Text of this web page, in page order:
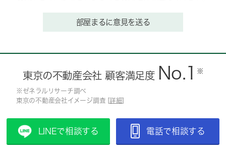
部屋まるに意見を送る
東京の不動産会社 顧客満足度 No.1 ※
※ゼネラルリサーチ調べ
東京の不動産会社イメージ調査 [ 詳細
LINEで相談する 電話で相談する